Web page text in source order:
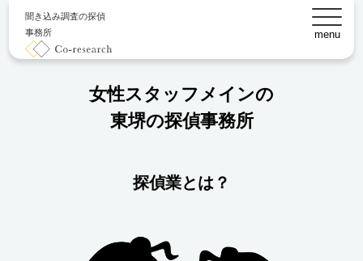
聞き込み調査の探偵
事務所
menu
女性スタッフメインの
東堺の探偵事務所
探偵業とは？